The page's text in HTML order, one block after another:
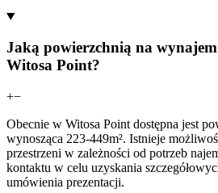
Jaką powierzchnią na
Witosa Point?
+−
Obecnie w Witosa Point dostępna jest
wynosząca 223-449m². Istnieje
przestrzeni w zależności od potrzeb
kontaktu w celu uzyskania
umówienia prezentacji.